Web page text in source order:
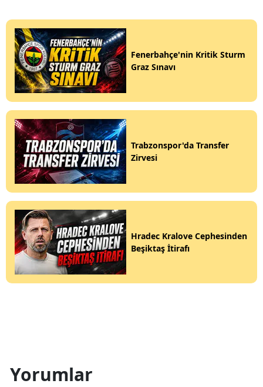
Fenerbahçe'nin Kritik Sturm
Graz Sınavı
Trabzonspor'da Transfer
Zirvesi
Hradec Kralove Cephesinden
Beşiktaş İtirafı
Yorumlar